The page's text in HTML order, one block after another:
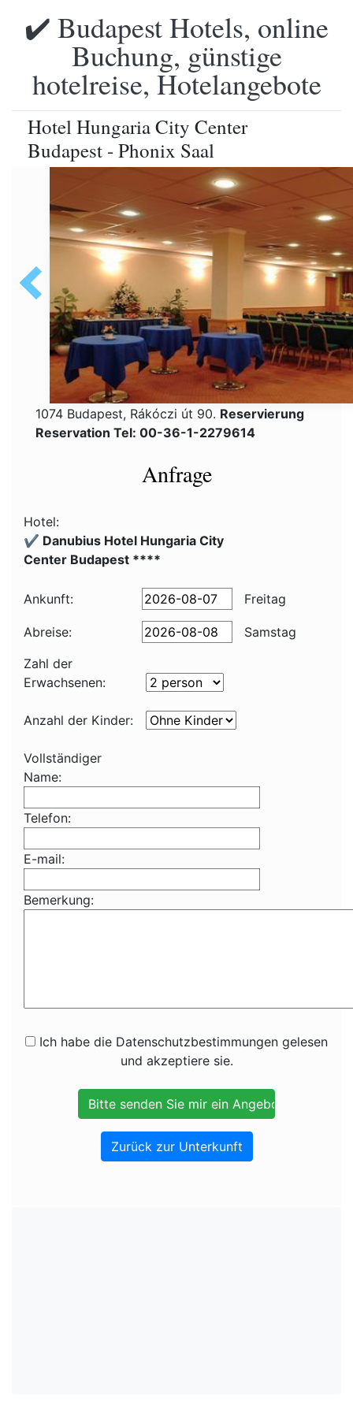
✔️ Budapest Hotels, online
Buchung, günstige
hotelreise, Hotelangebote
Hotel Hungaria City Center
Budapest - Phonix Saal
1074 Budapest, Rákóczi út 90. Reservierung
Reservation Tel: 00-36-1-2279614
Anfrage
Hotel:
✔️ Danubius Hotel Hungaria City
Center Budapest ****
Ankunft: Freitag
Abreise:
Samstag
Zahl der
Erwachsenen:
Anzahl der Kinder:
Vollständiger
Name:
Telefon:
E-mail:
Bemerkung:
Ich habe die Datenschutzbestimmungen gelesen
und akzeptiere sie.
Zurück zur Unterkunft